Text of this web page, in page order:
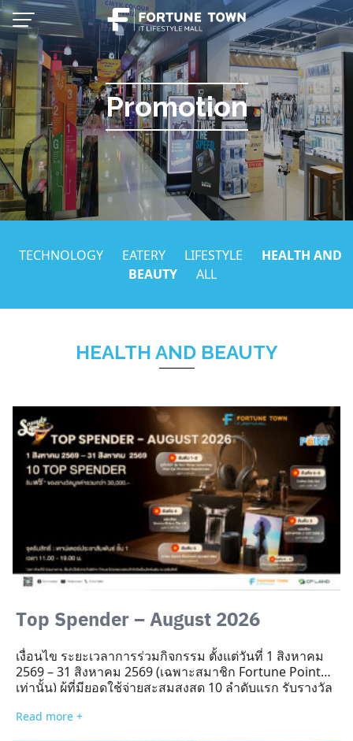
Skip
to
content
English
Promotion
TECHNOLOGY EATERY LIFESTYLE
HEALTH AND
BEAUTY
ALL
HEALTH AND BEAUTY
Top Spender – August​ 2026
เงื่อนไข​ ระยะเวลาการร่วมกิจกรรม ตั้งแต่วันที่ 1 สิงหาคม
2569 – 31 สิงหาคม 2569 (เฉพาะสมาชิก Fortune Point
เท่านั้น)​ ผู้ที่มียอดใช้จ่ายสะสมสูงสุด 10 ลำดับแรก รับรางวัล
300,000 บาท) รับ หูฟัง KEF รุ่น Mu7 Noise Cancelling
Read more +